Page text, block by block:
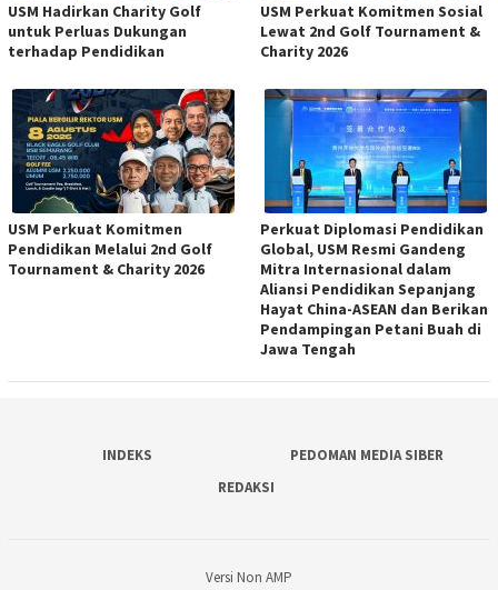
USM Hadirkan Charity Golf
untuk Perluas Dukungan
terhadap Pendidikan
USM Perkuat Komitmen Sosial
Lewat 2nd Golf Tournament &
Charity 2026
USM Perkuat Komitmen
Pendidikan Melalui 2nd Golf
Tournament & Charity 2026
Perkuat Diplomasi Pendidikan
Global, USM Resmi Gandeng
Mitra Internasional dalam
Aliansi Pendidikan Sepanjang
Hayat China-ASEAN dan Berikan
Pendampingan Petani Buah di
Jawa Tengah
INDEKS
PEDOMAN MEDIA SIBER
REDAKSI
Versi Non AMP